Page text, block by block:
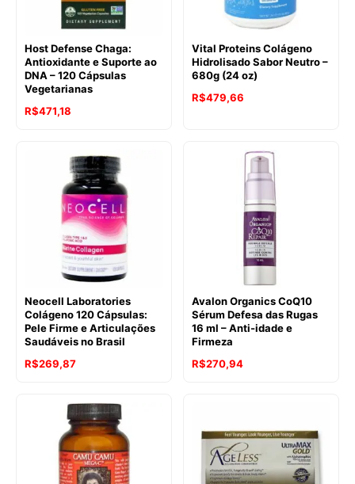
Host Defense Chaga:
Antioxidante e Suporte ao
DNA – 120 Cápsulas
Vegetarianas
R$471,18
Vital Proteins Colágeno
Hidrolisado Sabor Neutro –
680g (24 oz)
R$479,66
Neocell Laboratories
Colágeno 120 Cápsulas:
Pele Firme e Articulações
Saudáveis no Brasil
R$269,87
Avalon Organics CoQ10
Sérum Defesa das Rugas
16 ml – Anti-idade e
Firmeza
R$270,94